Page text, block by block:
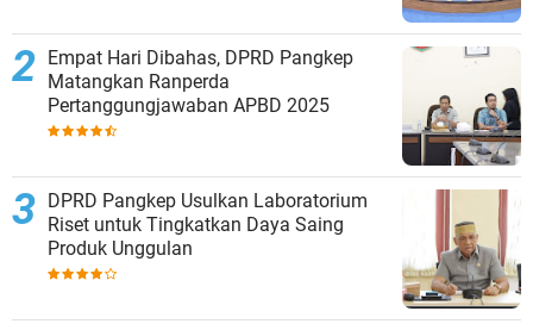
Empat Hari Dibahas, DPRD Pangkep
Matangkan Ranperda
Pertanggungjawaban APBD 2025
DPRD Pangkep Usulkan Laboratorium
Riset untuk Tingkatkan Daya Saing
Produk Unggulan